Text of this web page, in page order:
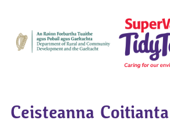
Ceisteanna Coitianta